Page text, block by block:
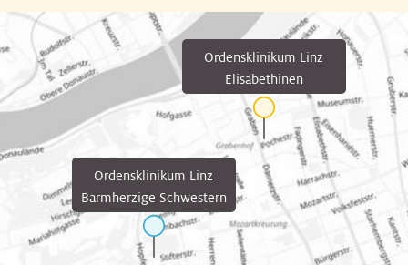
Ordensklinikum Linz
Barmherzige Schwestern
Ordensklinikum Linz
Elisabethinen